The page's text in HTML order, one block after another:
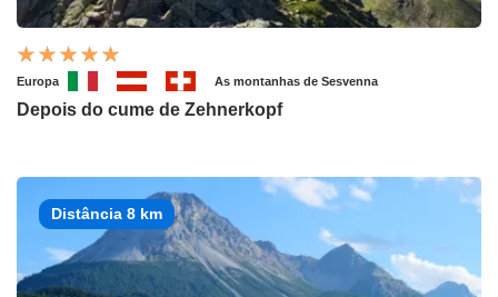
Europa As montanhas de Sesvenna
Depois do cume de Zehnerkopf
Distância 8 km